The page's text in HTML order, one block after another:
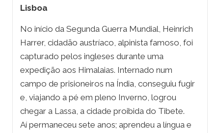
Lisboa
No início da Segunda Guerra Mundial, Heinrich
Harrer, cidadão austríaco, alpinista famoso, foi
capturado pelos ingleses durante uma
expedição aos Himalaias. Internado num
campo de prisioneiros na Índia, conseguiu fugir
e, viajando a pé em pleno Inverno, logrou
chegar a Lassa, a cidade proibida do Tibete.
Aí permaneceu sete anos; aprendeu a língua e